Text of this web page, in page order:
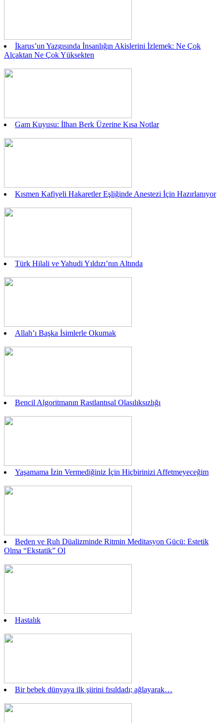
İkarus’un Yazgısında İnsanlığın Akislerini İzlemek: Ne Çok
Alçaktan Ne Çok Yüksekten
Gam Kuyusu: İlhan Berk Üzerine Kısa Notlar
Kısmen Kafiyeli Hakaretler Eşliğinde Anestezi İçin Hazırlanıyor
Türk Hilali ve Yahudi Yıldızı’nın Altında
Allah’ı Başka İsimlerle Okumak
Bencil Algoritmanın Rastlantısal Olasılıksızlığı
Yaşamama İzin Vermediğiniz İçin Hiçbirinizi Affetmeyeceğim
Beden ve Ruh Düalizminde Ritmin Meditasyon Gücü: Estetik
Olma “Ekstatik” Ol
Hastalık
Bir bebek dünyaya ilk şiirini fısıldadı; ağlayarak…